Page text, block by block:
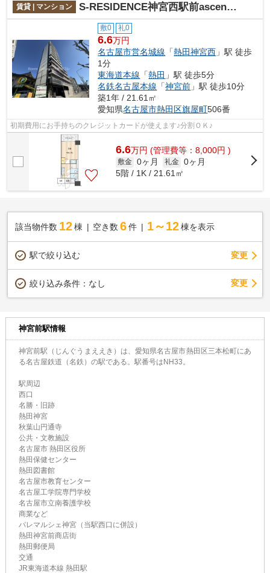
賃貸 | マンション S-RESIDENCE神宮西駅前ascent(アセント)
敷0 礼0
6.6万円
名古屋市営名城線 「熱田神宮西 」駅 徒歩
1分
東海道本線 「熱田 」駅 徒歩5分
名鉄名古屋本線 「神宮前 」駅 徒歩10分
築1年 / 21.61㎡
愛知県名古屋市熱田区旗屋町506番
初期費用にお手持ちのクレジットカードが使えます♪分割ＯＫ♪
6.6万円 (管理費等：8,000円 )
敷金 0ヶ月 礼金 0ヶ月
5階 / 1K / 21.61㎡
該当物件数 12棟 空き数 6 件 1～12 棟を表示
駅で絞り込む 変更
絞り込み条件： なし 変更
神宮前駅情報
神宮前駅（じんぐうまええき）は、愛知県名古屋市熱田区三本松町にあ
る名古屋鉄道（名鉄）の駅である。駅番号はNH33。
駅周辺
西口
名勝・旧跡
熱田神宮
秋葉山円通寺
公共・文教施設
名古屋市 熱田区役所
熱田保健センター
熱田図書館
名古屋市教育センター
名古屋工学院専門学校
名古屋市立南養護学校
商業など
パレマルシェ神宮（当駅西口に併設）
熱田神宮前商店街
熱田郵便局
交通
JR東海道本線 熱田駅